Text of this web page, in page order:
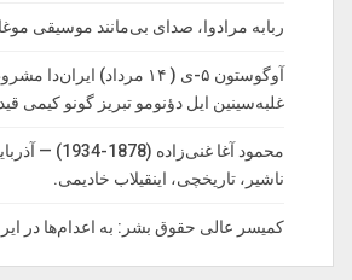
ربابه مرادوا، صدای بی‌مانند موسیقی موغام
آوگوستون ۵-ی ( ۱۴ مرداد)
غلبه‌سینین ایل دؤنومو تبریز گونو کیمی قید
محمود آغا غنی‌زاده
ناشیر، تاریخچی، اینقیلاب خادیمی.
کمیسر عالی حقوق بشر: به اعدام‌ها در